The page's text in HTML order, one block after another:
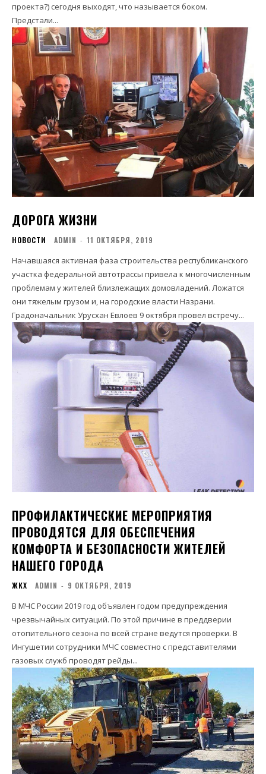
проекта?) сегодня выходят, что называется боком.
Предстали...
ДОРОГА ЖИЗНИ
НОВОСТИ ADMIN - 11 ОКТЯБРЯ, 2019
Начавшаяся активная фаза строительства республиканского
участка федеральной автотрассы привела к многочисленным
проблемам у жителей близлежащих домовладений. Ложатся
они тяжелым грузом и, на городские власти Назрани.
Градоначальник Урусхан Евлоев 9 октября провел встречу...
ПРОФИЛАКТИЧЕСКИЕ МЕРОПРИЯТИЯ
ПРОВОДЯТСЯ ДЛЯ ОБЕСПЕЧЕНИЯ
КОМФОРТА И БЕЗОПАСНОСТИ ЖИТЕЛЕЙ
НАШЕГО ГОРОДА
ЖКХ ADMIN - 9 ОКТЯБРЯ, 2019
В МЧС России 2019 год объявлен годом предупреждения
чрезвычайных ситуаций. По этой причине в преддверии
отопительного сезона по всей стране ведутся проверки. В
Ингушетии сотрудники МЧС совместно с представителями
газовых служб проводят рейды...